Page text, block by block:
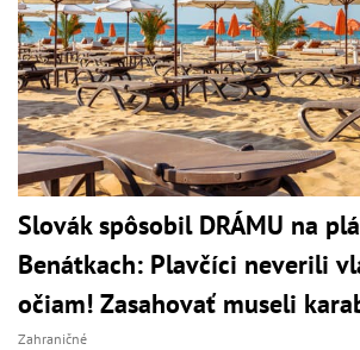
Slovák spôsobil DRÁMU na
Benátkach: Plavčíci neverili
očiam! Zasahovať museli
Zahraničné